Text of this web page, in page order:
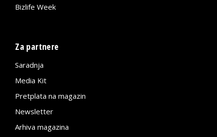
Bizlife Week
Za partnere
Saradnja
Media Kit
Pretplata na magazin
Newsletter
Arhiva magazina